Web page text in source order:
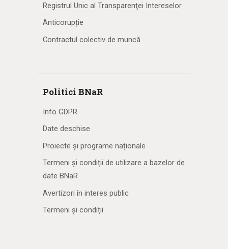
Registrul Unic al Transparenţei Intereselor
Anticorupție
Contractul colectiv de muncă
Politici BNaR
Info GDPR
Date deschise
Proiecte și programe naționale
Termeni și condiții de utilizare a bazelor de
date BNaR
Avertizori în interes public
Termeni și condiții